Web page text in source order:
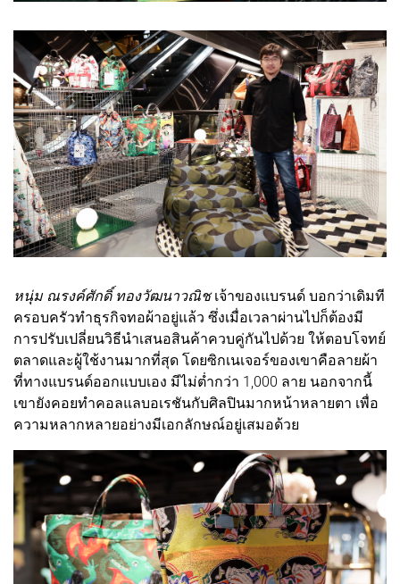
หนุ่ม ณรงค์ศักดิ์ ทองวัฒนาวณิชเจ้าของแบรนด์ บอกว่าเดิมที
ครอบครัวทำธุรกิจทอผ้าอยู่แล้ว ซึ่งเมื่อเวลาผ่านไปก็ต้องมี
การปรับเปลี่ยนวิธีนำเสนอสินค้าควบคู่กันไปด้วย ให้ตอบโจทย์
ตลาดและผู้ใช้งานมากที่สุด โดยซิกเนเจอร์ของเขาคือลายผ้า
ที่ทางแบรนด์ออกแบบเอง มีไม่ต่ำกว่า 1,000 ลาย นอกจากนี้
เขายังคอยทำคอลแลบอเรชันกับศิลปินมากหน้าหลายตา เพื่อ
ความหลากหลายอย่างมีเอกลักษณ์อยู่เสมอด้วย